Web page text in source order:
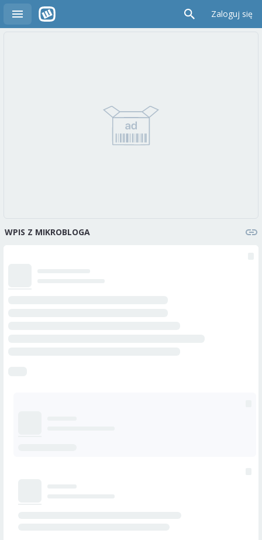
Zaloguj się
WPIS Z MIKROBLOGA